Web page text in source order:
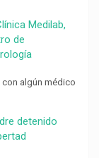
Medilab,
de
algún médico
detenido